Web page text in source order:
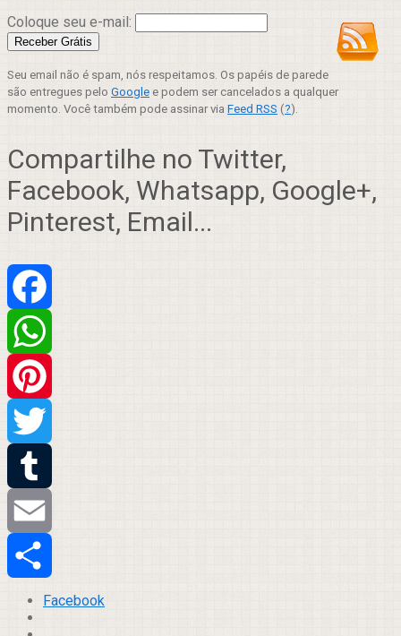
Coloque seu e-mail:
Seu email não é spam, nós respeitamos. Os papéis de parede
são entregues pelo Google e podem ser cancelados a qualquer
momento. Você também pode assinar via Feed RSS (?).
Compartilhe no Twitter,
Facebook, Whatsapp, Google+,
Pinterest, Email...
Facebook
WhatsApp
Pinterest
Twitter
Tumblr
Email
Compartilhar
Facebook